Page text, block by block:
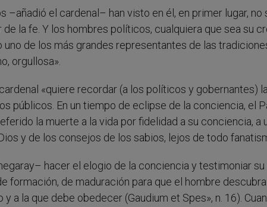
–añadió el cardenal– han visto en él, en primer lugar, no
la fe. Y los hombres políticos, cualquiera que sea su
de los más grandes representantes de las
orgullosa».
«quiere recordar (a los políticos y gobernantes)
públicos. En un tiempo de eclipse de la conciencia, el
la muerte a la vida por fidelidad a su conciencia, a
y de los consejos de los sabios, lejos de todo
hacer el elogio de la conciencia y testimoniar su
formación, de maduración para que el hombre
a la que debe obedecer (Gaudium et Spes», n. 16).